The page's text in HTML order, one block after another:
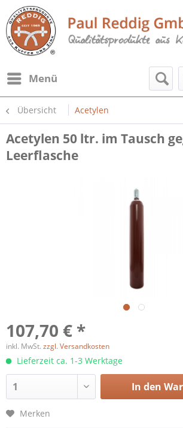
Menü
Übersicht Acetylen
Acetylen 50 ltr. im Tausch
Leerflasche
107,70 € *
inkl. MwSt. zzgl. Versandkosten
Lieferzeit ca. 1-3 Werktage
In den
Merken